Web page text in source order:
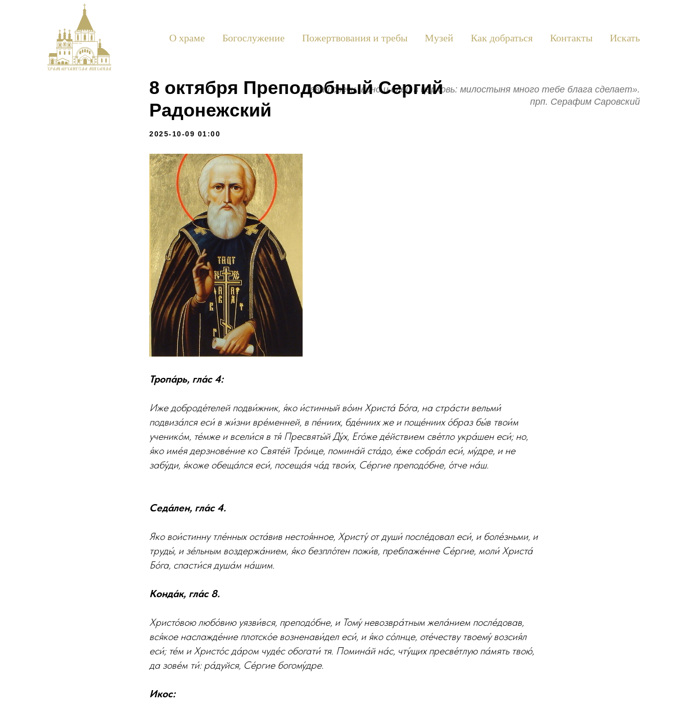
О храме Богослужение Пожертвования и требы Музей Как добраться Контакты Искать
Давай свечи, вино и елей в церковь: милостыня много тебе блага сделает».
прп. Серафим Саровский
8 октября Преподобный Сергий
Радонежский
2025-10-09 01:00
Тропа́рь, гла́с 4:
Иже доброде́телей подви́жник, я́ко и́стинный во́ин Христа́ Бо́га, на стра́сти вельми́
подвиза́лся еси́ в жи́зни вре́менней, в пе́ниих, бде́ниих же и поще́ниих о́браз бы́в твои́м
ученико́м, те́мже и всели́ся в тя́ Пресвяты́й Ду́х, Его́же де́йствием све́тло укра́шен еси́; но,
я́ко име́я дерзнове́ние ко Святе́й Тро́ице, помина́й ста́до, е́же собра́л еси́, му́дре, и не
забу́ди, я́коже обеща́лся еси́, посеща́я ча́д твои́х, Се́ргие преподо́бне, о́тче на́ш.
Седа́лен, гла́с 4.
Яко вои́стинну тле́нных оста́вив нестоя́нное, Христу́ от души́ после́довал еси́, и боле́зньми, и
труды́, и зе́льным воздержа́нием, я́ко безпло́тен пожи́в, преблаже́нне Се́ргие, моли́ Христа́
Бо́га, спасти́ся душа́м на́шим.
Конда́к, гла́с 8.
Христо́вою любо́вию уязви́вся, преподо́бне, и Тому́ невозвра́тным жела́нием после́довав,
вся́кое наслажде́ние плотско́е возненави́дел еси́, и я́ко со́лнце, оте́честву твоему́ возсия́л
еси́; те́м и Христо́с да́ром чуде́с обогати́ тя. Помина́й на́с, чту́щих пресве́тлую па́мять твою́,
да зове́м ти́: ра́дуйся, Се́ргие богому́дре.
Икос: